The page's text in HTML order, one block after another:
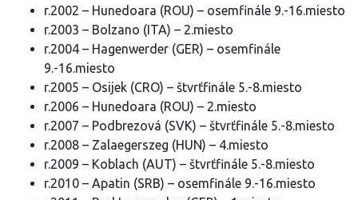
r.2002 – Hunedoara (ROU) – osemfinále 9.-16.miesto
r.2003 – Bolzano (ITA) – 2.miesto
r.2004 – Hagenwerder (GER) – osemfinále
9.-16.miesto
r.2005 – Osijek (CRO) – štvrťfinále 5.-8.miesto
r.2006 – Hunedoara (ROU) – 2.miesto
r.2007 – Podbrezová (SVK) – štvrťfinále 5.-8.miesto
r.2008 – Zalaegerszeg (HUN) – 4.miesto
r.2009 – Koblach (AUT) – štvrťfinále 5.-8.miesto
r.2010 – Apatin (SRB) – osemfinále 9.-16.miesto